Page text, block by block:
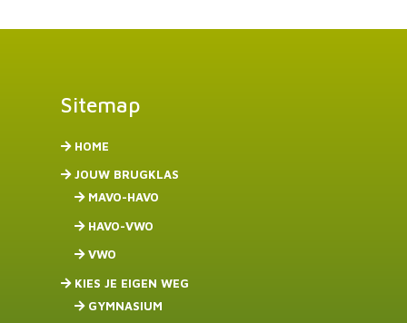
Sitemap
HOME
JOUW BRUGKLAS
MAVO-HAVO
HAVO-VWO
VWO
KIES JE EIGEN WEG
GYMNASIUM